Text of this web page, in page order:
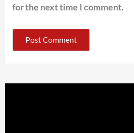
for the next time I comment.